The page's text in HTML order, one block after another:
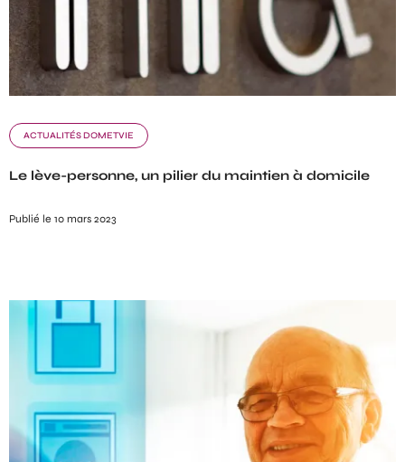
ACTUALITÉS DOMETVIE
Le lève-personne, un pilier du maintien à domicile
Publié le 10 mars 2023